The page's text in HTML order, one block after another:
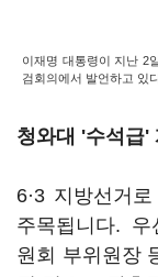
이재명 대통령이 지난 2
검회의에서 발언하고 있
청와대 '수석급
6·3 지방선거
주목됩니다. 우
원회 부위원장